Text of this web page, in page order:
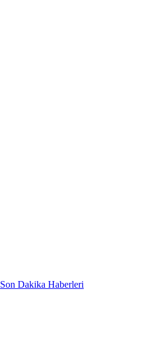
Son Dakika Haberleri